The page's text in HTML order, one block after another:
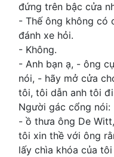
đứng trên bậc cửa
- Thế ông không có
đánh xe hỏi.
- Không.
- Anh bạn ạ, - ông
nói, - hãy mở cửa
tôi, tôi dẫn anh tôi
Người gác cổng nói:
- ồ thưa ông De
tôi xin thề với ông
lấy chìa khóa của